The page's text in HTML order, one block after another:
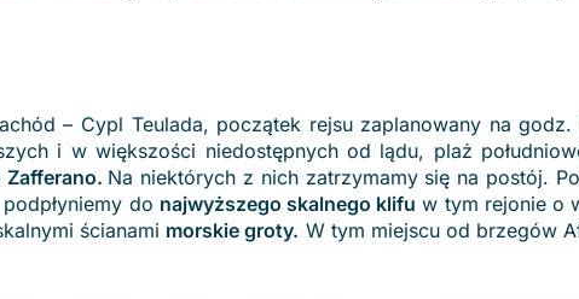
– Cypl Teulada, początek rejsu zaplanowany na
i w większości niedostępnych od lądu, plaż
Zafferano. Na niektórych z nich zatrzymamy się na postój.
do najwyższego skalnego klifu w tym rejonie o
ścianami morskie groty. W tym miejscu od brzegów